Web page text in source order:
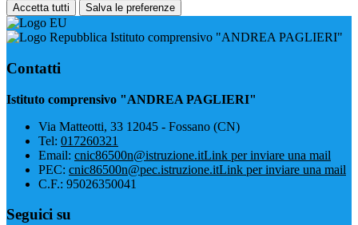
Accetta tutti Salva le preferenze
Istituto comprensivo "ANDREA PAGLIERI"
Contatti
Istituto comprensivo "ANDREA PAGLIERI"
Via Matteotti, 33 12045 - Fossano (CN)
Tel: 017260321
Email: cnic86500n@istruzione.itLink per inviare una mail
PEC: cnic86500n@pec.istruzione.itLink per inviare una mail
C.F.: 95026350041
Seguici su